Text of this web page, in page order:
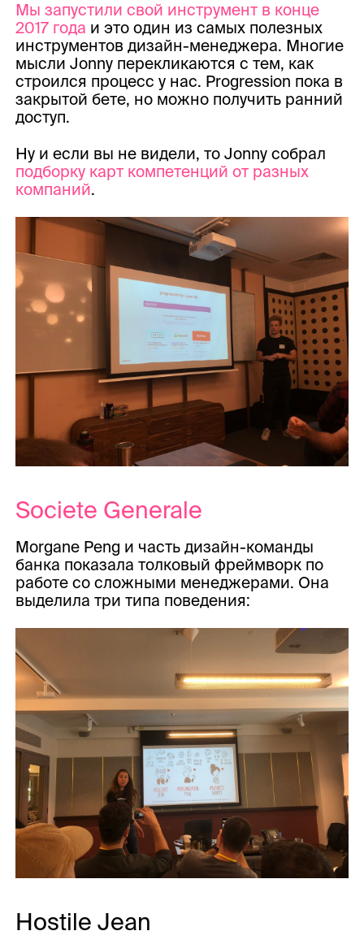
Мы запустили свой инструмент в конце
2017 года и это один из самых полезных
инструментов дизайн-менеджера. Многие
мысли Jonny перекликаются с тем, как
строился процесс у нас. Progression пока в
закрытой бете, но можно получить ранний
доступ.
Ну и если вы не видели, то Jonny собрал
подборку карт компетенций от разных
компаний.
Societe Generale
Morgane Peng и часть дизайн-команды
банка показала толковый фреймворк по
работе со сложными менеджерами. Она
выделила три типа поведения:
Hostile Jean